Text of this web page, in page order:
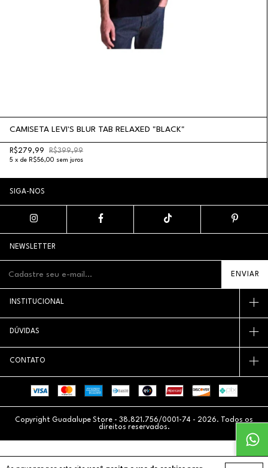
CAMISETA LEVI'S BLUR TAB RELAXED "BLACK"
R$279,99 R$399,99
5 x de R$56,00 sem juros
SIGA-NOS
NEWSLETTER
INSTITUCIONAL
DÚVIDAS
CONTATO
Copyright Guadalupe Store - 38.821.756/0001-74 - 2026. Todos os
direitos reservados.